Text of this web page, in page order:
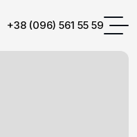
+38 (096) 561 55 59